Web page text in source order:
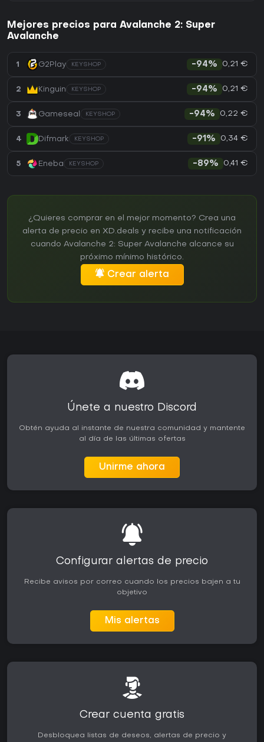
Mejores precios para Avalanche 2: Super
Avalanche
1 G2Play KEYSHOP -94% 0,21 €
2 Kinguin KEYSHOP -94% 0,21 €
3 Gameseal KEYSHOP -94% 0,22 €
4 Difmark KEYSHOP -91% 0,34 €
5 Eneba KEYSHOP -89% 0,41 €
¿Quieres comprar en el mejor momento? Crea una
alerta de precio en XD.deals y recibe una notificación
cuando Avalanche 2: Super Avalanche alcance su
próximo mínimo histórico.
Crear alerta
Únete a nuestro Discord
Obtén ayuda al instante de nuestra comunidad y mantente
al día de las últimas ofertas
Unirme ahora
Configurar alertas de precio
Recibe avisos por correo cuando los precios bajen a tu
objetivo
Mis alertas
Crear cuenta gratis
Desbloquea listas de deseos, alertas de precio y